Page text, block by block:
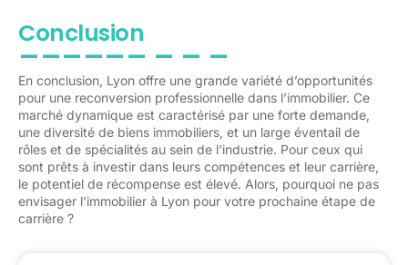
Conclusion
En conclusion, Lyon offre une grande variété d’opportunités
pour une reconversion professionnelle dans l’immobilier. Ce
marché dynamique est caractérisé par une forte demande,
une diversité de biens immobiliers, et un large éventail de
rôles et de spécialités au sein de l’industrie. Pour ceux qui
sont prêts à investir dans leurs compétences et leur carrière,
le potentiel de récompense est élevé. Alors, pourquoi ne pas
envisager l’immobilier à Lyon pour votre prochaine étape de
carrière ?